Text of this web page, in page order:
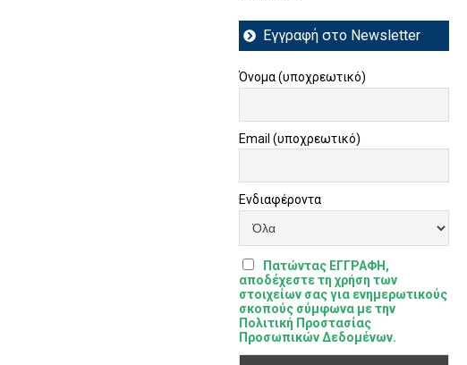
Εγγραφή στο Newsletter
Όνομα (υποχρεωτικό)
Email (υποχρεωτικό)
Ενδιαφέροντα
Πατώντας ΕΓΓΡΑΦΗ,
αποδέχεστε τη χρήση των
στοιχείων σας για ενημερωτικούς
σκοπούς σύμφωνα με την
Πολιτική Προστασίας
Προσωπικών Δεδομένων.